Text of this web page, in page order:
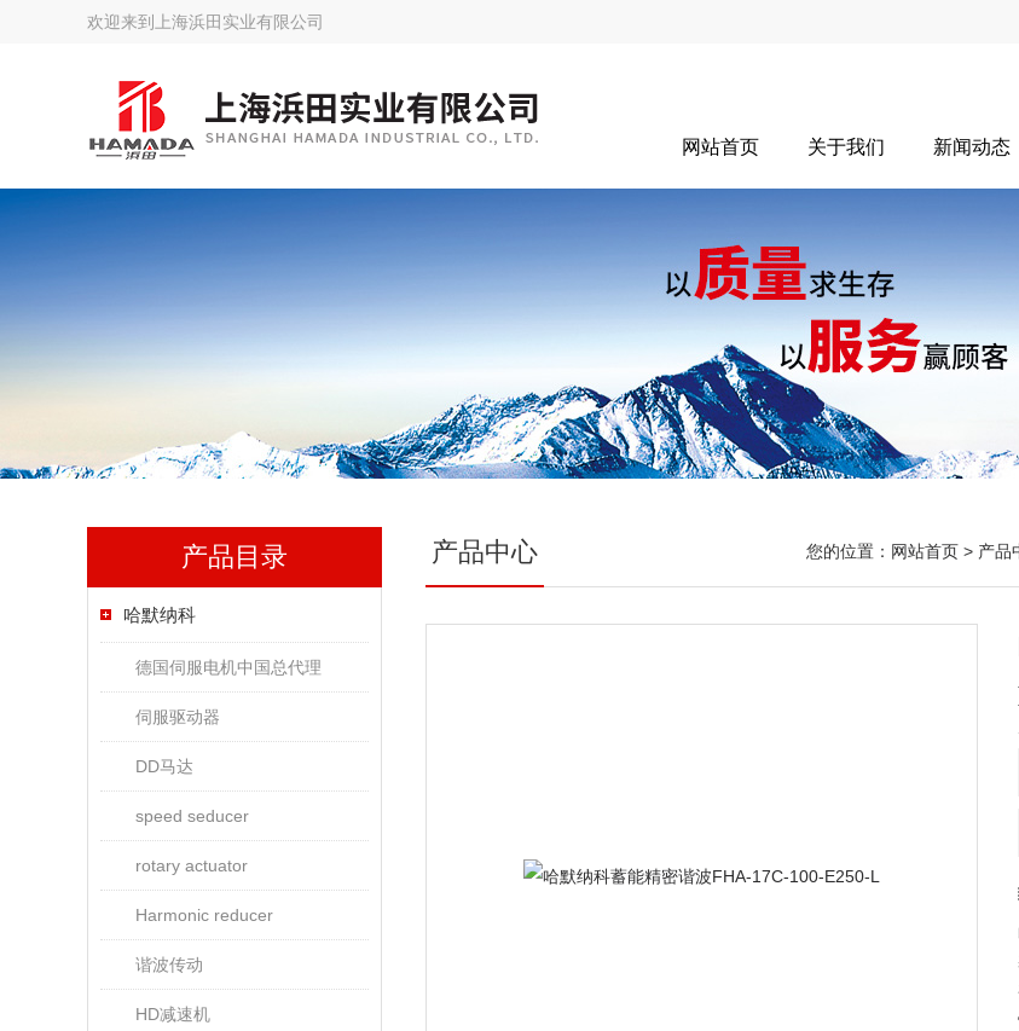
欢迎来到 上海浜田实业有限公司
网站首页 关于我们 新闻动态
产品目录
哈默纳科
德国伺服电机中国总代理
伺服驱动器
DD马达
speed seducer
rotary actuator
Harmonic reducer
谐波传动
HD减速机
产品中心 您的位置： 网站首页 > 产品